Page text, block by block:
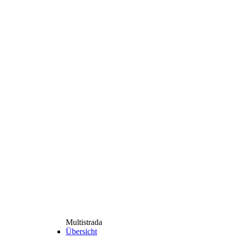
Multistrada
Übersicht